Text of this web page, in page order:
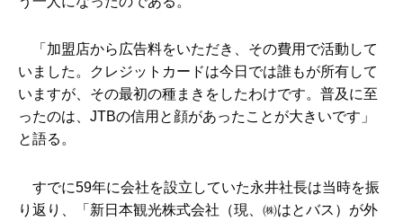
「加盟店から広告料をいただき、その費用で活動して
いました。クレジットカードは今日では誰もが所有して
いますが、その最初の種まきをしたわけです。普及に至
ったのは、JTBの信用と顔があったことが大きいです」
と語る。
すでに59年に会社を設立していた永井社長は当時を振
り返り、「新日本観光株式会社（現、㈱はとバス）が外